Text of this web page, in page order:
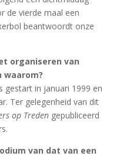
de vierde maal een
beantwoordt onze
organiseren van
waarom?
gestart in januari 1999 en
Ter gelegenheid van dit
op Tredengepubliceerd
van dat van een